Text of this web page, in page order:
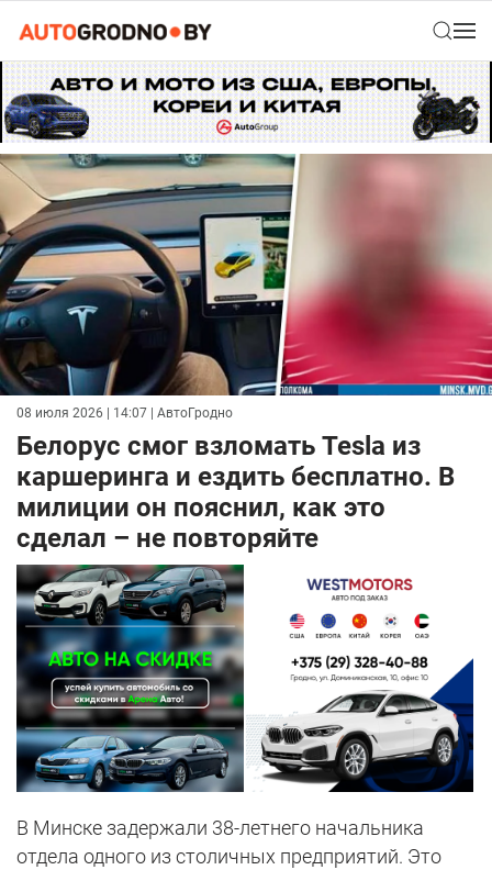
08 июля 2026 | 14:07 | АвтоГродно
Белорус смог взломать Tesla из
каршеринга и ездить бесплатно. В
милиции он пояснил, как это
сделал – не повторяйте
В Минске задержали 38-летнего начальника
отдела одного из столичных предприятий. Это